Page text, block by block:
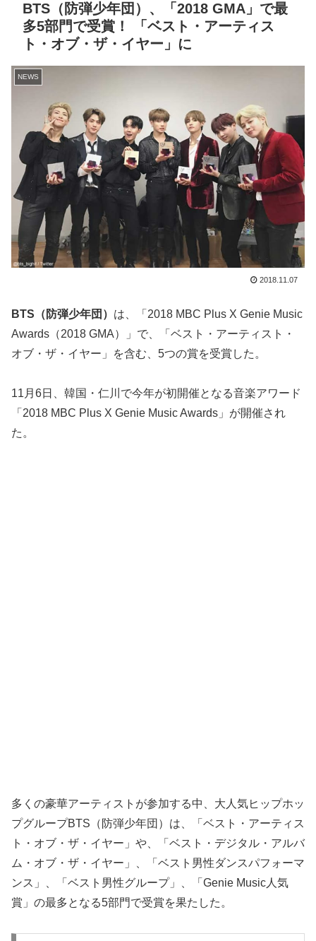
BTS（防弾少年団）、「2018 GMA」で最
多5部門で受賞！ 「ベスト・アーティス
ト・オブ・ザ・イヤー」に
NEWS
2018.11.07
BTS（防弾少年団） は、「2018 MBC Plus X Genie Music
Awards（2018 GMA）」で、「ベスト・アーティスト・
オブ・ザ・イヤー」を含む、5つの賞を受賞した。
11月6日、韓国・仁川で今年が初開催となる音楽アワード
「2018 MBC Plus X Genie Music Awards」が開催され
た。
多くの豪華アーティストが参加する中、大人気ヒップホッ
プグループBTS（防弾少年団）は、「ベスト・アーティス
ト・オブ・ザ・イヤー」や、「ベスト・デジタル・アルバ
ム・オブ・ザ・イヤー」、「ベスト男性ダンスパフォーマ
ンス」、「ベスト男性グループ」、「Genie Music人気
賞」の最多となる5部門で受賞を果たした。